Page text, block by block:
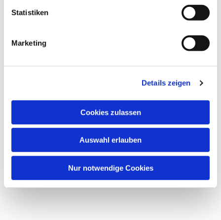
Statistiken
Marketing
Details zeigen
Cookies zulassen
Auswahl erlauben
Nur notwendige Cookies
Dies könnte Sie auch